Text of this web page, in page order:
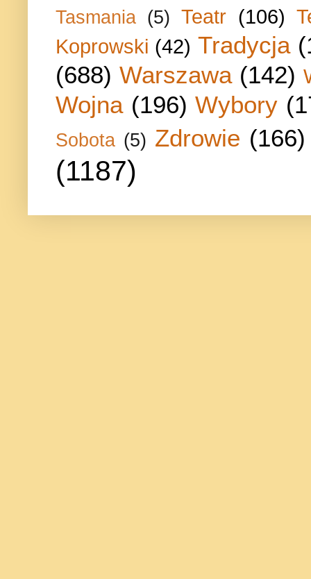
Tasmania (5) Teatr (106)
Koprowski (42) Tradycja
(688) Warszawa (142)
Wojna (196) Wybory
Sobota (5) Zdrowie (166)
(1187)